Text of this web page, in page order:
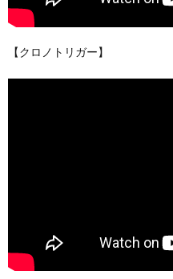
【クロノトリガー】